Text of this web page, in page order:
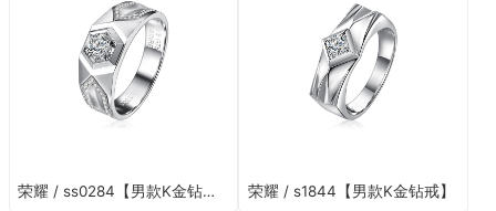
荣耀 / ss0284【男款K金钻戒】 荣耀 / s1844【男款K金钻戒】